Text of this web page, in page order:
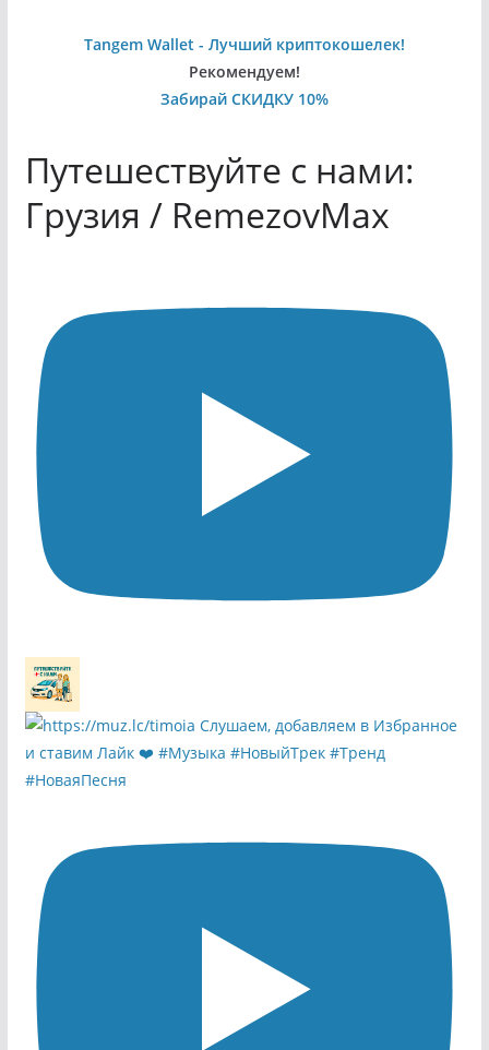
Tangem Wallet - Лучший криптокошелек!
Рекомендуем!
Забирай СКИДКУ 10%
Путешествуйте с нами:
Грузия / RemezovMax